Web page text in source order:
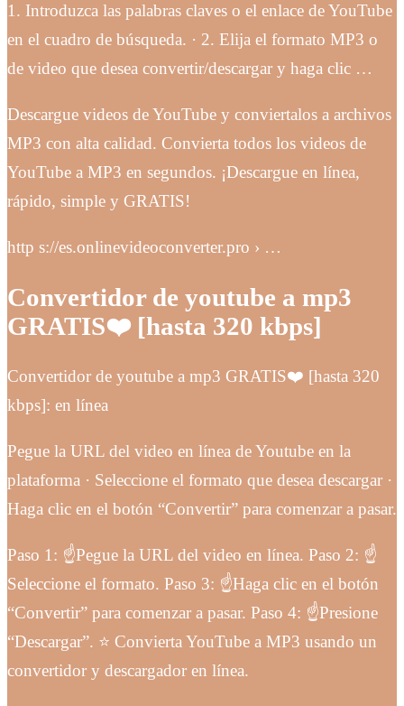
1. Introduzca las palabras claves o el enlace de YouTube
en el cuadro de búsqueda. · 2. Elija el formato MP3 o
de video que desea convertir/descargar y haga clic …
Descargue videos de YouTube y conviertalos a archivos
MP3 con alta calidad. Convierta todos los videos de
YouTube a MP3 en segundos. ¡Descargue en línea,
rápido, simple y GRATIS!
http s://es.onlinevideoconverter.pro › …
Convertidor de youtube a mp3
GRATIS❤️ [hasta 320 kbps]
Convertidor de youtube a mp3 GRATIS❤️ [hasta 320
kbps]: en línea
Pegue la URL del video en línea de Youtube en la
plataforma · Seleccione el formato que desea descargar ·
Haga clic en el botón “Convertir” para comenzar a pasar.
Paso 1: ☝Pegue la URL del video en línea. Paso 2: ☝
Seleccione el formato. Paso 3: ☝Haga clic en el botón
“Convertir” para comenzar a pasar. Paso 4: ☝Presione
“Descargar”. ⭐ Convierta YouTube a MP3 usando un
convertidor y descargador en línea.